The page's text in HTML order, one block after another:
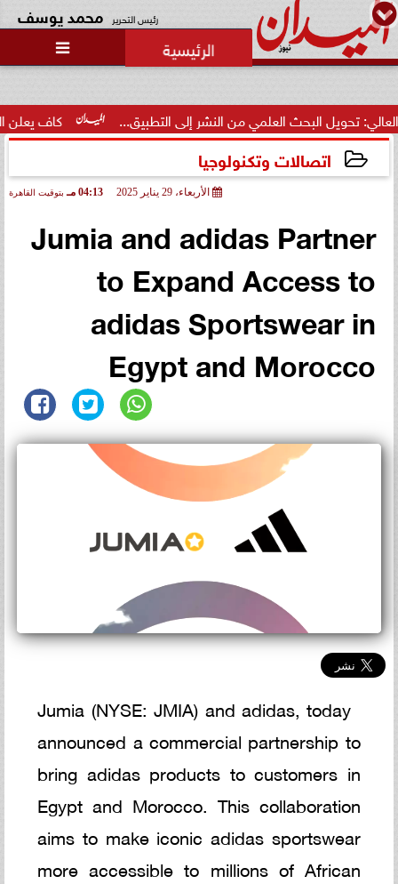
رئيس التحرير محمد يوسف

كاف يعلن الدول المستضيفة البحث العلمي من النشر إلى التطبيق...
اتصالات وتكنولوجيا
الأربعاء، 29 يناير 2025 04:13 مـ بتوقيت القاهرة
Jumia and adidas Partner
to Expand Access to
adidas Sportswear in
Egypt and Morocco
Jumia (NYSE: JMIA) and adidas, today
announced a commercial partnership to
bring adidas products to customers in
Egypt and Morocco. This collaboration
aims to make iconic adidas sportswear
more accessible to millions of African